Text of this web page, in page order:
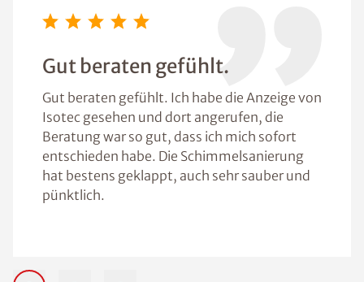
Gut beraten gefühlt.
Gut beraten gefühlt. Ich habe die Anzeige von
Isotec gesehen und dort angerufen, die
Beratung war so gut, dass ich mich sofort
entschieden habe. Die Schimmelsanierung
hat bestens geklappt, auch sehr sauber und
pünktlich.